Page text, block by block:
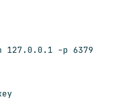
-p 6379